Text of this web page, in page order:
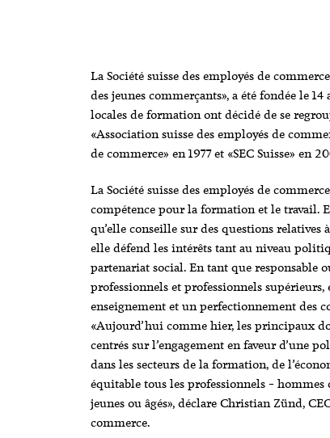
La Société suisse des employés de
des jeunes commerçants», a été fondée le
locales de formation ont décidé de se
«Association suisse des employés de
de commerce» en 1977 et «SEC Suisse» en
La Société suisse des employés de
compétence pour la formation et le travail.
qu’elle conseille sur des questions
elle défend les intérêts tant au niveau
partenariat social. En tant que responsable
professionnels et professionnels
enseignement et un perfectionnement des
«Aujourd’hui comme hier, les principaux
centrés sur l’engagement en faveur d’une
dans les secteurs de la formation, de
équitable tous les professionnels –
jeunes ou âgés», déclare Christian Zünd,
commerce.